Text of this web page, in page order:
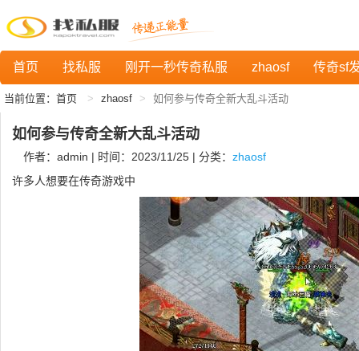
首页 找私服 刚开一秒传奇私服 zhaosf 传奇sf
当前位置： 首页 zhaosf 如何参与传奇全新大乱斗活动
如何参与传奇全新大乱斗活动
作者：admin | 时间：2023/11/25 | 分类： zhaosf
许多人想要在传奇游戏中